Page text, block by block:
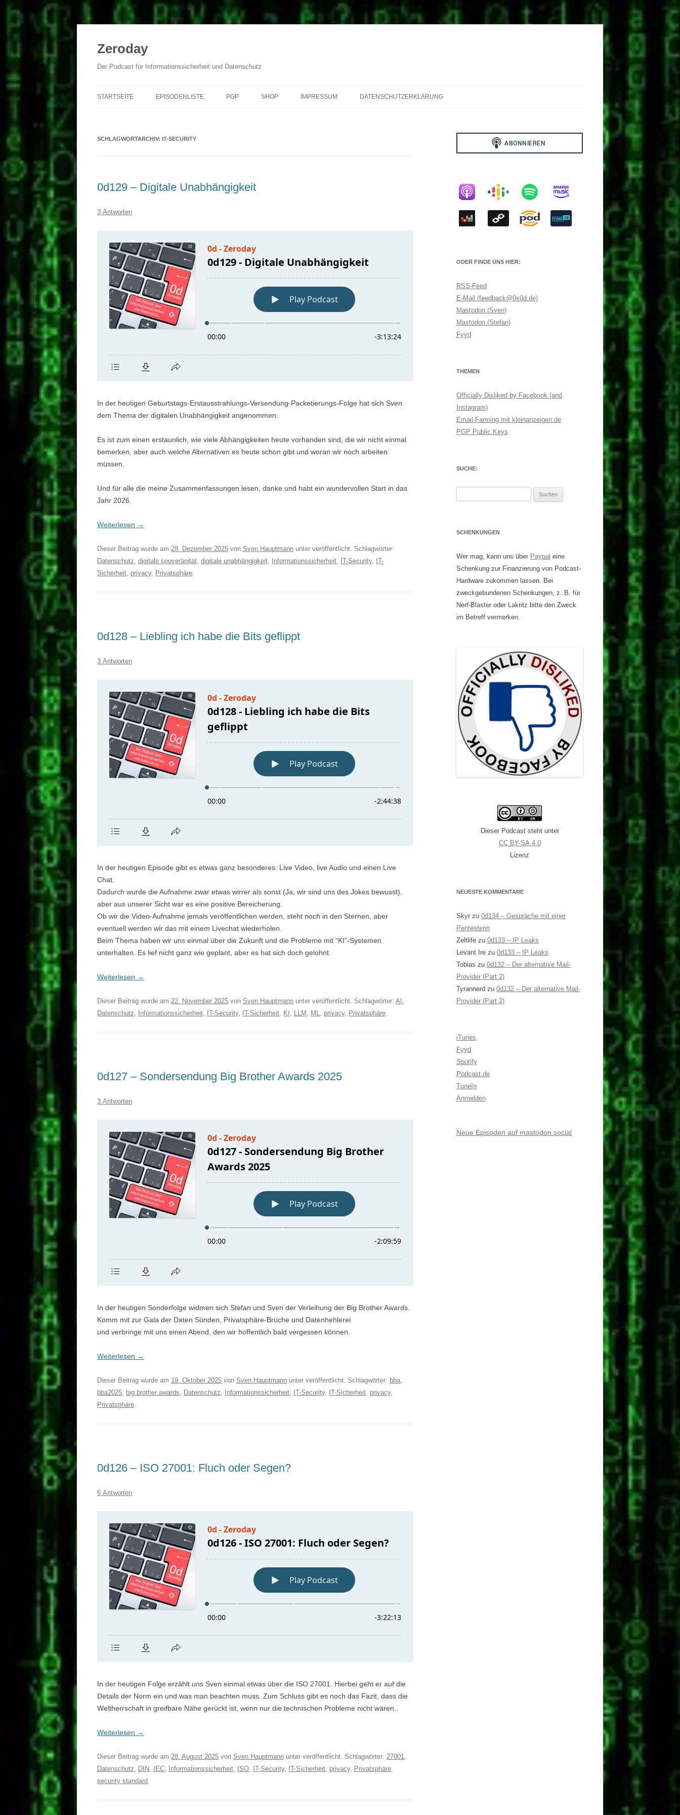
Zeroday
Der Podcast für Informationssicherheit und Datenschutz
STARTSEITE EPISODENLISTE PGP SHOP IMPRESSUM DATENSCHUTZERKLÄRUNG
SCHLAGWORTARCHIV: IT-SECURITY
0d129 – Digitale Unabhängigkeit
3 Antworten
In der heutigen Geburtstags-Erstausstrahlungs-Versendung-Packetierungs-Folge hat sich Sven
dem Thema der digitalen Unabhängigkeit angenommen.
Es ist zum einen erstaunlich, wie viele Abhängigkeiten heute vorhanden sind, die wir nicht einmal
bemerken, aber auch welche Alternativen es heute schon gibt und woran wir noch arbeiten
müssen.
Und für alle die meine Zusammenfassungen lesen, danke und habt ein wundervollen Start in das
Jahr 2026.
Weiterlesen →
Dieser Beitrag wurde am 28. Dezember 2025 von Sven Hauptmann unter veröffentlicht. Schlagwörter:
Datenschutz, digitale souveränität, digitale unabhängigkeit, Informationssicherheit, IT-Security, IT-
Sicherheit, privacy, Privatsphäre.
0d128 – Liebling ich habe die Bits geflippt
3 Antworten
In der heutigen Episode gibt es etwas ganz besonderes: Live Video, live Audio und einen Live
Chat.
Dadurch wurde die Aufnahme zwar etwas wirrer als sonst (Ja, wir sind uns des Jokes bewusst),
aber aus unserer Sicht war es eine positive Bereicherung.
Ob wir die Video-Aufnahme jemals veröffentlichen werden, steht noch in den Sternen, aber
eventuell werden wir das mit einem Livechat wiederholen.
Beim Thema haben wir uns einmal über die Zukunft und die Probleme mit “KI”-Systemen
unterhalten. Es lief nicht ganz wie geplant, aber es hat sich doch gelohnt.
Weiterlesen →
Dieser Beitrag wurde am 22. November 2025 von Sven Hauptmann unter veröffentlicht. Schlagwörter: AI ,
Datenschutz, Informationssicherheit, IT-Security, IT-Sicherheit, KI , LLM , ML, privacy, Privatsphäre.
0d127 – Sondersendung Big Brother Awards 2025
3 Antworten
In der heutigen Sonderfolge widmen sich Stefan und Sven der Verleihung der Big Brother Awards.
Komm mit zur Gala der Daten Sünden, Privatsphäre-Brüche und Datenhehlerei
und verbringe mit uns einen Abend, den wir hoffentlich bald vergessen können.
Weiterlesen →
Dieser Beitrag wurde am 19. Oktober 2025 von Sven Hauptmann unter veröffentlicht. Schlagwörter: bba,
bba2025, big brother awards, Datenschutz, Informationssicherheit, IT-Security, IT-Sicherheit, privacy,
Privatsphäre.
0d126 – ISO 27001: Fluch oder Segen?
6 Antworten
In der heutigen Folge erzählt uns Sven einmal etwas über die ISO 27001. Hierbei geht er auf die
Details der Norm ein und was man beachten muss. Zum Schluss gibt es noch das Fazit, dass die
Weltherrschaft in greifbare Nähe gerückt ist, wenn nur die technischen Probleme nicht wären..
Weiterlesen →
Dieser Beitrag wurde am 28. August 2025 von Sven Hauptmann unter veröffentlicht. Schlagwörter: 27001,
Datenschutz, DIN, IEC, Informationssicherheit, ISO, IT-Security, IT-Sicherheit, privacy, Privatsphäre,
security standard.
ODER FINDE UNS HIER:
RSS-Feed
E-Mail (feedback@0x0d.de)
Mastodon (Sven)
Mastodon (Stefan)
Fyyd
THEMEN
Officially Disliked by Facebook (and
Instagram)
Email-Farming mit kleinanzeigen.de
PGP Public Keys
SUCHE:
SCHENKUNGEN
Wer mag, kann uns über Paypal eine
Schenkung zur Finanzierung von Podcast-
Hardware zukommen lassen. Bei
zweckgebundenen Schenkungen, z. B. für
Nerf-Blaster oder Lakritz bitte den Zweck
im Betreff vermerken.
Dieser Podcast steht unter
CC BY-SA 4.0
Lizenz
NEUESTE KOMMENTARE
Skyr zu 0d134 – Gespräche mit einer
Pentesterin
Zeltlife zu 0d133 – IP Leaks
Levant Ire zu 0d133 – IP Leaks
Tobias zu 0d132 – Der alternative Mail-
Provider (Part 2)
Tyrannerd zu 0d132 – Der alternative Mail-
Provider (Part 2)
iTunes
Fyyd
Spotify
Podcast.de
TuneIn
Anmelden
Neue Episoden auf mastodon.social